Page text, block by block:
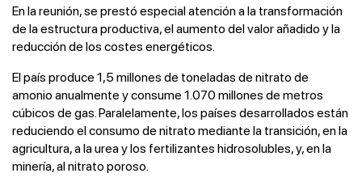
En la reunión, se prestó especial atención a la transformación
de la estructura productiva, el aumento del valor añadido y la
reducción de los costes energéticos.
El país produce 1,5 millones de toneladas de nitrato de
amonio anualmente y consume 1.070 millones de metros
cúbicos de gas. Paralelamente, los países desarrollados están
reduciendo el consumo de nitrato mediante la transición, en la
agricultura, a la urea y los fertilizantes hidrosolubles, y, en la
minería, al nitrato poroso.